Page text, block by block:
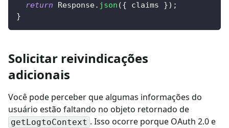
return Response. json ({ claims }) ;
}
Solicitar reivindicações
adicionais
Você pode perceber que algumas informações do
usuário estão faltando no objeto retornado de
getLogtoContext . Isso ocorre porque OAuth 2.0 e